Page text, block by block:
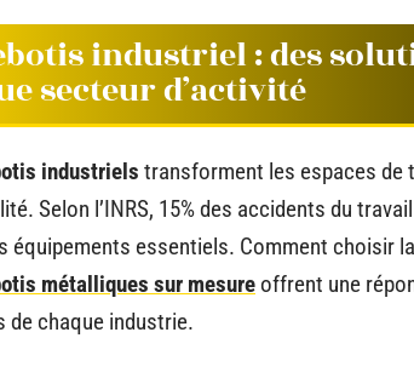
industriel : des
secteur d’activité
industriels transforment les espaces de
Selon l’INRS, 15% des accidents du
équipements essentiels. Comment choisir
métalliques sur mesure offrent une
de chaque industrie.